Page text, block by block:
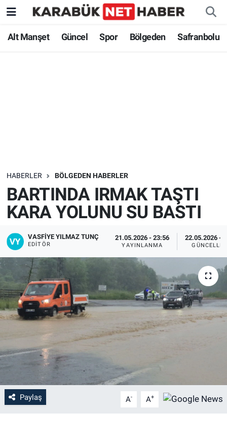
Alt Manşet Güncel Spor Bölgeden Safranbolu
HABERLER BÖLGEDEN HABERLER
BARTINDA IRMAK TAŞTI
KARA YOLUNU SU BASTI
VASFIYE YILMAZ TUNÇ
EDITÖR
21.05.2026 - 23:56
YAYINLANMA
22.05.2026 -
Paylaş A- A+